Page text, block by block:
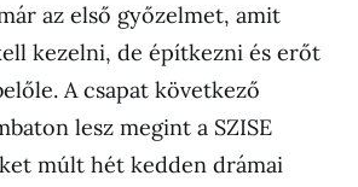
az első győzelmet, amit
kezelni, de építkezni és erőt
A csapat következő
lesz megint a SZISE
múlt hét kedden drámai